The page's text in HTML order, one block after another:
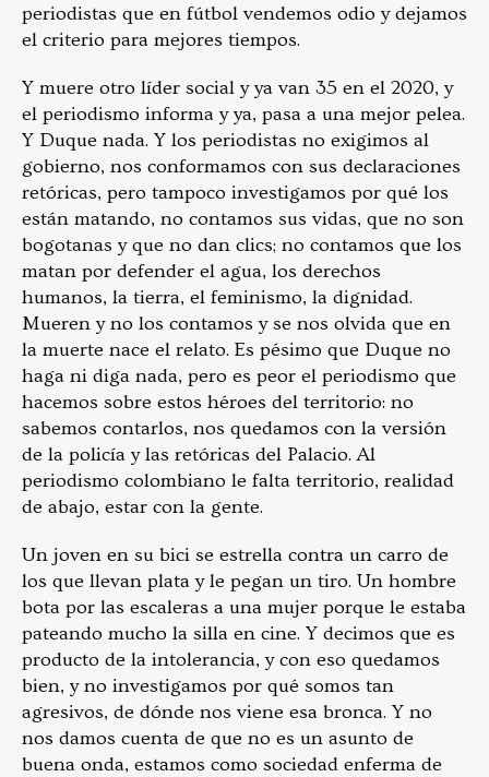
periodistas que en fútbol vendemos odio y dejamos
el criterio para mejores tiempos.
Y muere otro líder social y ya van 35 en el 2020, y
el periodismo informa y ya, pasa a una mejor pelea.
Y Duque nada. Y los periodistas no exigimos al
gobierno, nos conformamos con sus declaraciones
retóricas, pero tampoco investigamos por qué los
están matando, no contamos sus vidas, que no son
bogotanas y que no dan clics; no contamos que los
matan por defender el agua, los derechos
humanos, la tierra, el feminismo, la dignidad.
Mueren y no los contamos y se nos olvida que en
la muerte nace el relato. Es pésimo que Duque no
haga ni diga nada, pero es peor el periodismo que
hacemos sobre estos héroes del territorio: no
sabemos contarlos, nos quedamos con la versión
de la policía y las retóricas del Palacio. Al
periodismo colombiano le falta territorio, realidad
de abajo, estar con la gente.
Un joven en su bici se estrella contra un carro de
los que llevan plata y le pegan un tiro. Un hombre
bota por las escaleras a una mujer porque le estaba
pateando mucho la silla en cine. Y decimos que es
producto de la intolerancia, y con eso quedamos
bien, y no investigamos por qué somos tan
agresivos, de dónde nos viene esa bronca. Y no
nos damos cuenta de que no es un asunto de
buena onda, estamos como sociedad enferma de